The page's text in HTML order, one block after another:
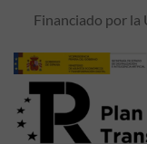
Financiado por la